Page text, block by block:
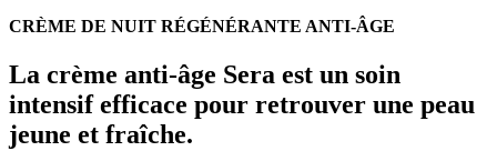
CRÈME DE NUIT RÉGÉNÉRANTE ANTI-ÂGE
La crème anti-âge Sera est un soin
intensif efficace pour retrouver une peau
jeune et fraîche.